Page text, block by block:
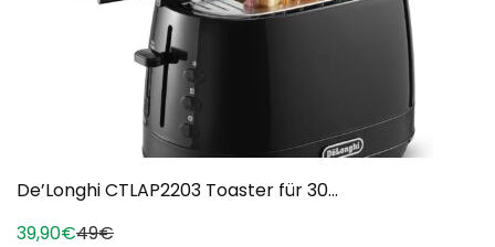
De’Longhi CTLAP2203 Toaster für 30...
39,90€49€